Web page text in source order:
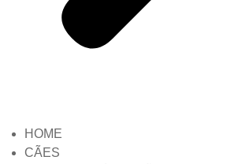
HOME
CÃES